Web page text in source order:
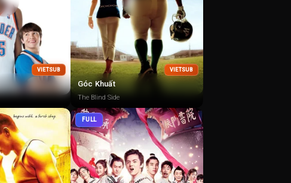
VIETSUB VIETSUB
Góc Khuất
The Blind Side
FULL